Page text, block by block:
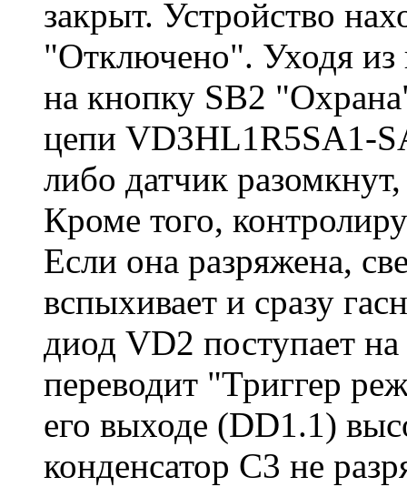
закрыт. Устройство
"Отключено". Уходя из
на кнопку SB2
цепи VD3HL1R5SA1-
либо датчик
Кроме того,
Если она разряжена,
вспыхивает и сразу
диод VD2 поступает
переводит "Триггер
его выходе (DD1.1)
конденсатор С3 не